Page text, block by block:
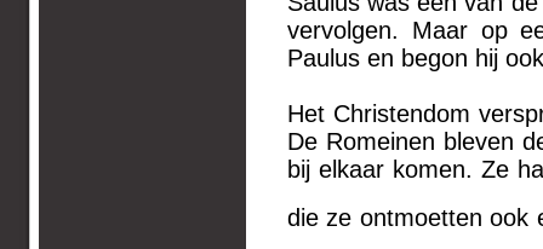
vervolgen. Maar op
Paulus en begon hij
Het Christendom
De Romeinen bleven
bij elkaar komen. Ze
die ze ontmoetten ook